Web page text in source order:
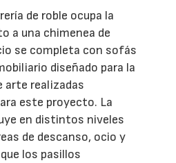
de roble ocupa la
a una chimenea de
se completa con sofás
diseñado para la
arte realizadas
este proyecto. La
en distintos niveles
de descanso, ocio y
los pasillos